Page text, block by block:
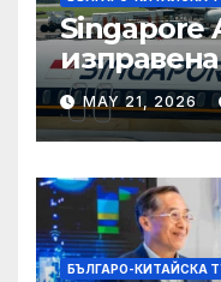
Singapore
прозорец
пазарен
MAY 21, 2026
БЪЛГАРО-КИТАЙСКА